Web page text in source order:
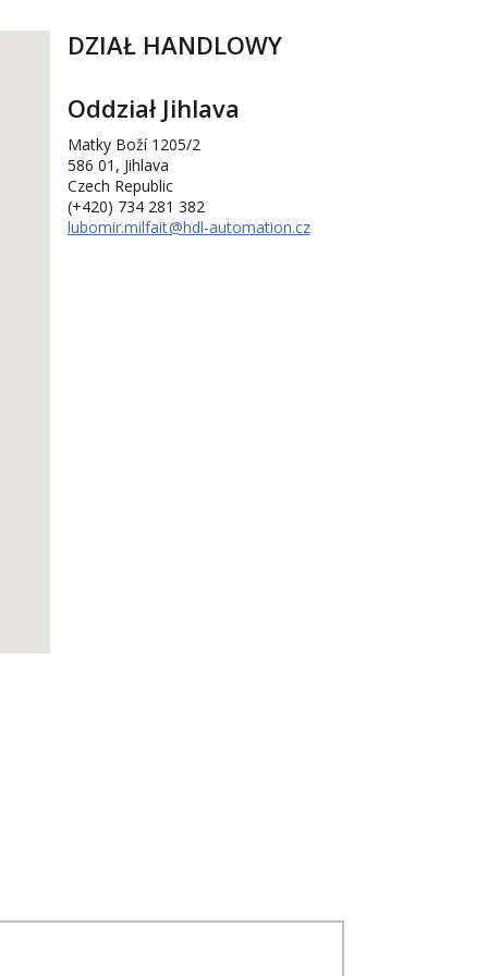
DZIAŁ HANDLOWY
Oddział Jihlava
Matky Boží 1205/2
586 01, Jihlava
Czech Republic
(+420) 734 281 382
lubomir.milfait@hdl-automation.cz